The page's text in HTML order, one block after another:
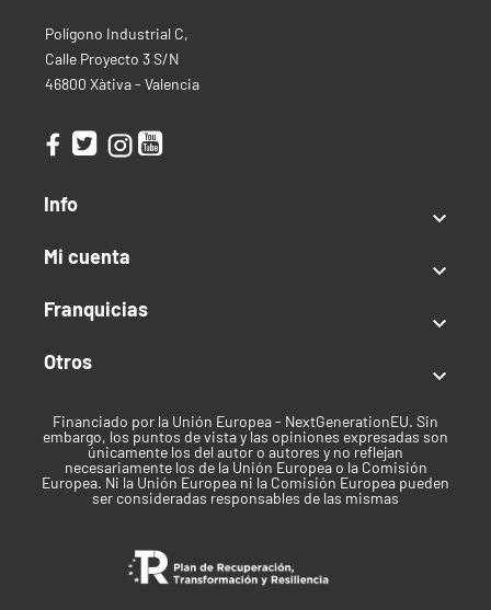
Tipo de semilla
Temporada/Feminizada
Recreativo
Tiempo de cosecha
Finales de septiembre
Marca
Pyramid Seeds
Septiembre
Polígono Industrial C,
Calle Proyecto 3 S/N
46800 Xàtiva - Valencia
Info

Mi cuenta

Franquicias

Otros

Financiado por la Unión Europea - NextGenerationEU. Sin
embargo, los puntos de vista y las opiniones expresadas son
únicamente los del autor o autores y no reflejan
necesariamente los de la Unión Europea o la Comisión
Europea. Ni la Unión Europea ni la Comisión Europea pueden
ser consideradas responsables de las mismas